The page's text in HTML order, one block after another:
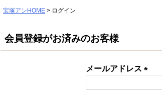
宝塚アンHOME ログイン
会員登録がお済みのお客様
メールアドレス